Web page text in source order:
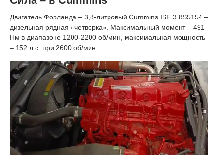
Двигатель Форланда – 3,8-литровый Cummins ISF 3.8S5154 –
дизельная рядная «четверка». Максимальный момент – 491
Нм в диапазоне 1200-2200 об/мин, максимальная мощность
– 152 л.с. при 2600 об/мин.